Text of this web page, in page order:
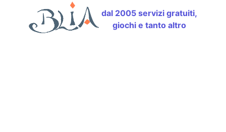
dal 2005 servizi gratuiti,
giochi e tanto altro